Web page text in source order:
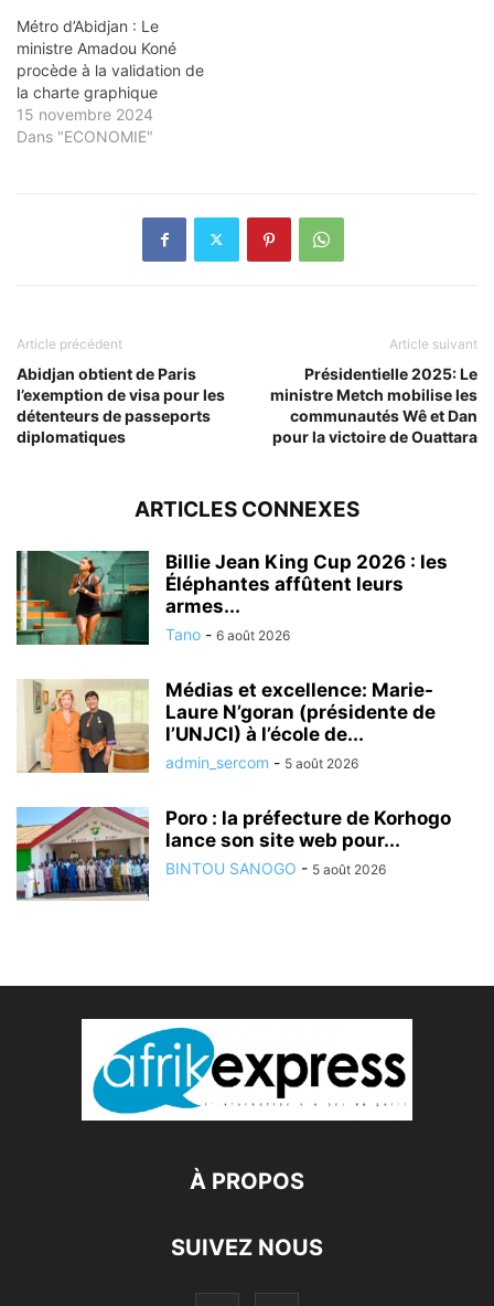
Métro d’Abidjan : Le
ministre Amadou Koné
procède à la validation de
la charte graphique
15 novembre 2024
Dans "ECONOMIE"
Article précédent
Abidjan obtient de Paris
l’exemption de visa pour les
détenteurs de passeports
diplomatiques
Article suivant
Présidentielle 2025: Le
ministre Metch mobilise les
communautés Wê et Dan
pour la victoire de Ouattara
ARTICLES CONNEXES
Billie Jean King Cup 2026 : les
Éléphantes affûtent leurs
armes...
Tano - 6 août 2026
Médias et excellence: Marie-
Laure N’goran (présidente de
l’UNJCI) à l’école de...
admin_sercom - 5 août 2026
Poro : la préfecture de Korhogo
lance son site web pour...
BINTOU SANOGO - 5 août 2026
À PROPOS
SUIVEZ NOUS